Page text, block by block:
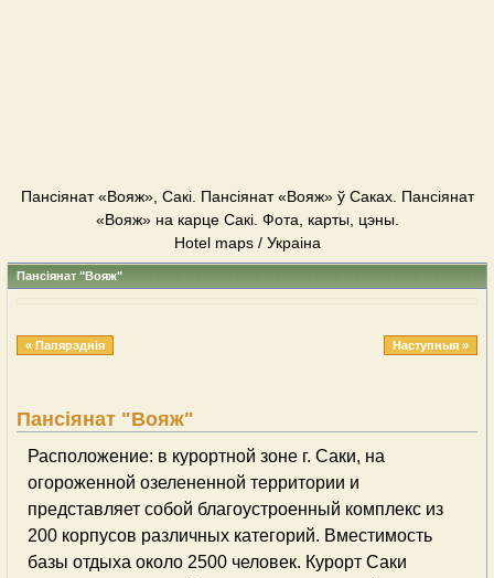
Пансіянат «Вояж», Сакі. Пансіянат «Вояж» ў Саках. Пансіянат
«Вояж» на карце Сакі. Фота, карты, цэны.
Hotel maps / Украіна
Пансіянат "Вояж"
« Папярэднія Наступныя »
Пансіянат "Вояж"
Расположение: в курортной зоне г. Саки, на
огороженной озелененной территории и
представляет собой благоустроенный комплекс из
200 корпусов различных категорий. Вместимость
базы отдыха около 2500 человек. Курорт Саки